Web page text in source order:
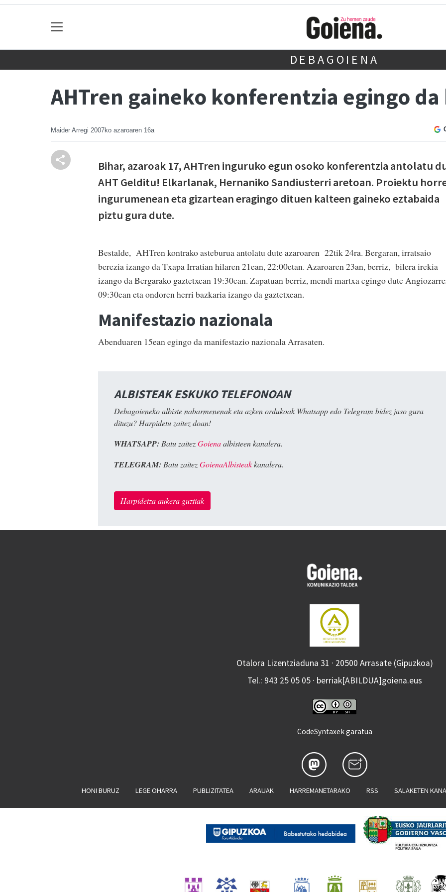
DEBAGOIENA
AHTren gaineko konferentzia egingo
Maider Arregi 2007ko azaroaren 16a
Bihar, azaroak 17, AHTren inguruko egun osoko konferentzia antolatu
AHT Gelditu! Elkarlanak, Hernaniko Sandiusterri aretoan. Proiektu
ingurumenean eta gizartean eragingo dituen kalteen gaineko eztabaida
piztu gura dute.
Bestalde, AHTren kontrako asteburua antolatu dute azaroaren 22tik 24ra. Bergaran, irratsaio
berezia izango da Txapa Irratian hilaren 21ean, 22:00etan. Azaroaren 23an, berriz, bilera irekia
izango da Bergarako gaztetxean 19:30ean. Zapatuan berriz, mendi martxa egingo dute
09:30ean eta ondoren herri bazkaria izango da gaztetxean.
Manifestazio nazionala
Abenduaren 15ean egingo da manifestazio nazionala Arrasaten.
ALBISTEAK ESKUKO TELEFONOAN
Debagoieneko albiste nabarmenenak eta azken ordukoak Whatsapp edo Telegram bidez jaso gura
dituzu? Harpidetu zaitez doan!
WHATSAPP: Batu zaitezGoienaalbisteen kanalera.
TELEGRAM: Batu zaitezGoienaAlbisteakkanalera.
Harpidetza aukera guztiak
Otalora Lizentziaduna 31 · 20500 Arrasate (Gipuzkoa)
Tel.: 943 25 05 05 · berriak[ABILDUA]goiena.eus
CodeSyntaxek garatua
HONI BURUZ LEGE OHARRA PUBLIZITATEA ARAUAK HARREMANETARAKO RSS SALAKETEN